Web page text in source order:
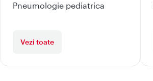
Pneumologie pediatrica
Vezi toate